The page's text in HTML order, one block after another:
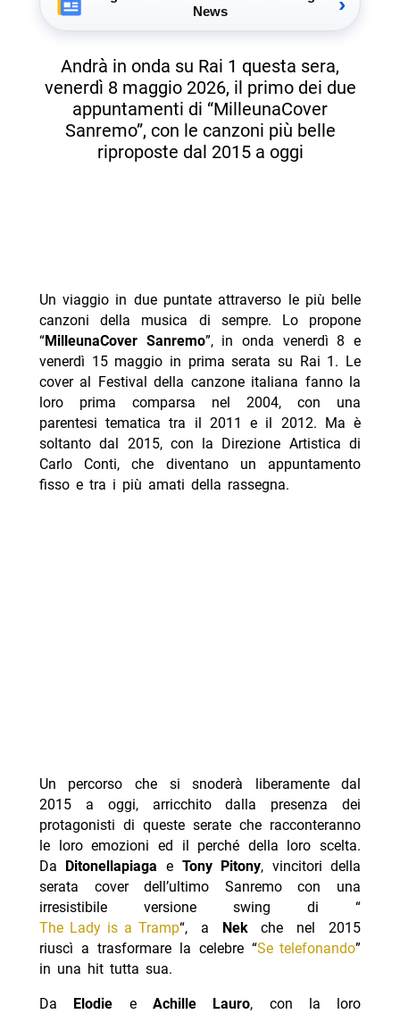
News
Andrà in onda su Rai 1 questa sera,
venerdì 8 maggio 2026, il primo dei due
appuntamenti di “MilleunaCover
Sanremo”, con le canzoni più belle
riproposte dal 2015 a oggi
Un viaggio in due puntate attraverso le più belle
canzoni della musica di sempre. Lo propone
“MilleunaCover Sanremo”, in onda venerdì 8 e
venerdì 15 maggio in prima serata su Rai 1. Le
cover al Festival della canzone italiana fanno la
loro prima comparsa nel 2004, con una
parentesi tematica tra il 2011 e il 2012. Ma è
soltanto dal 2015, con la Direzione Artistica di
Carlo Conti, che diventano un appuntamento
fisso e tra i più amati della rassegna.
Un percorso che si snoderà liberamente dal
2015 a oggi, arricchito dalla presenza dei
protagonisti di queste serate che racconteranno
le loro emozioni ed il perché della loro scelta.
Da
Ditonellapiaga e Tony Pitony, vincitori della
serata cover dell’ultimo Sanremo con una
irresistibile versione swing di “
The Lady is a Tramp“, a Nekche nel 2015
riuscì a trasformare la celebre “Se telefonando”
in una hit tutta sua.
Da Elodie e Achille Lauro, con la loro